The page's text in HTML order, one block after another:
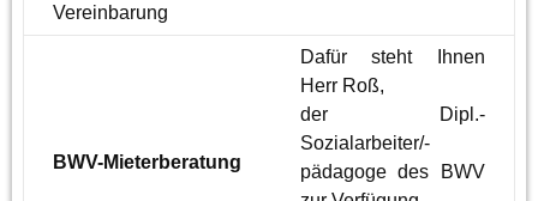
Vereinbarung
BWV-Mieterberatung
Dafür steht Ihnen
Herr Roß,
der Dipl.-
Sozialarbeiter/-
pädagoge des BWV